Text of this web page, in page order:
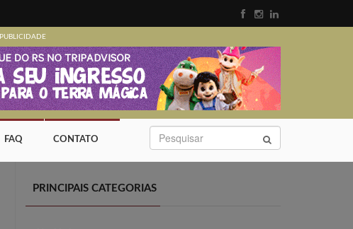
PUBLICIDADE
FAQ CONTATO
PRINCIPAIS CATEGORIAS